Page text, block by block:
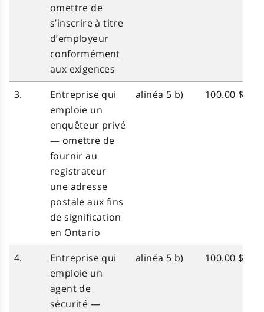
omettre de
s’inscrire à titre
d’employeur
conformément
aux exigences
3.
Entreprise qui
emploie un
enquêteur privé
— omettre de
fournir au
registrateur
une adresse
postale aux fins
de signification
en Ontario
alinéa 5 b) 100.00 $
4.
Entreprise qui
emploie un
agent de
sécurité —
alinéa 5 b) 100.00 $